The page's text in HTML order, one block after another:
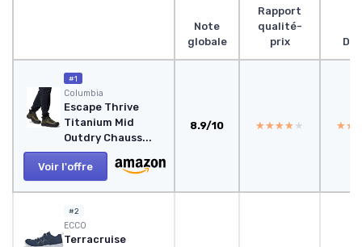
Note
globale
Rapport
qualité-
prix
#1
Columbia
Escape Thrive
Titanium Mid
Outdry Chauss...
Voir l'offre
8.9/10 ★★★★★
★★★★★
#2
ECCO
Terracruise